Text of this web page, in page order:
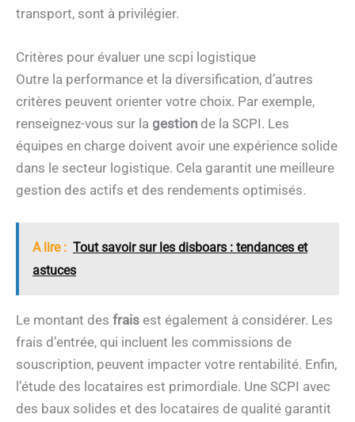
transport, sont à privilégier.
Critères pour évaluer une scpi logistique
Outre la performance et la diversification, d’autres
critères peuvent orienter votre choix. Par exemple,
renseignez-vous sur la gestion de la SCPI. Les
équipes en charge doivent avoir une expérience solide
dans le secteur logistique. Cela garantit une meilleure
gestion des actifs et des rendements optimisés.
A lire : Tout savoir sur les disboars : tendances et
astuces
Le montant des frais est également à considérer. Les
frais d’entrée, qui incluent les commissions de
souscription, peuvent impacter votre rentabilité. Enfin,
l’étude des locataires est primordiale. Une SCPI avec
des baux solides et des locataires de qualité garantit